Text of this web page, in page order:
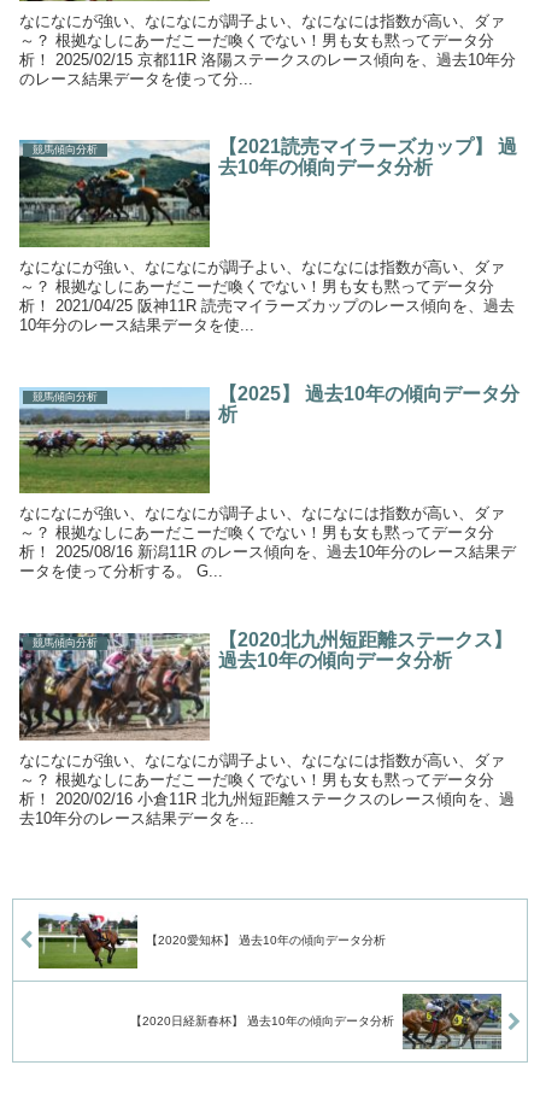
なになにが強い、なになにが調子よい、なになには指数が高い、ダァ
～？ 根拠なしにあーだこーだ喚くでない！男も女も黙ってデータ分
析！ 2025/02/15 京都11R 洛陽ステークスのレース傾向を、過去10年分
のレース結果データを使って分...
競馬傾向分析
【2021読売マイラーズカップ】 過
去10年の傾向データ分析
なになにが強い、なになにが調子よい、なになには指数が高い、ダァ
～？ 根拠なしにあーだこーだ喚くでない！男も女も黙ってデータ分
析！ 2021/04/25 阪神11R 読売マイラーズカップのレース傾向を、過去
10年分のレース結果データを使...
競馬傾向分析
【2025】 過去10年の傾向データ分
析
なになにが強い、なになにが調子よい、なになには指数が高い、ダァ
～？ 根拠なしにあーだこーだ喚くでない！男も女も黙ってデータ分
析！ 2025/08/16 新潟11R のレース傾向を、過去10年分のレース結果デ
ータを使って分析する。 G...
競馬傾向分析
【2020北九州短距離ステークス】
過去10年の傾向データ分析
なになにが強い、なになにが調子よい、なになには指数が高い、ダァ
～？ 根拠なしにあーだこーだ喚くでない！男も女も黙ってデータ分
析！ 2020/02/16 小倉11R 北九州短距離ステークスのレース傾向を、過
去10年分のレース結果データを...
【2020愛知杯】 過去10年の傾向データ分析
【2020日経新春杯】 過去10年の傾向データ分析